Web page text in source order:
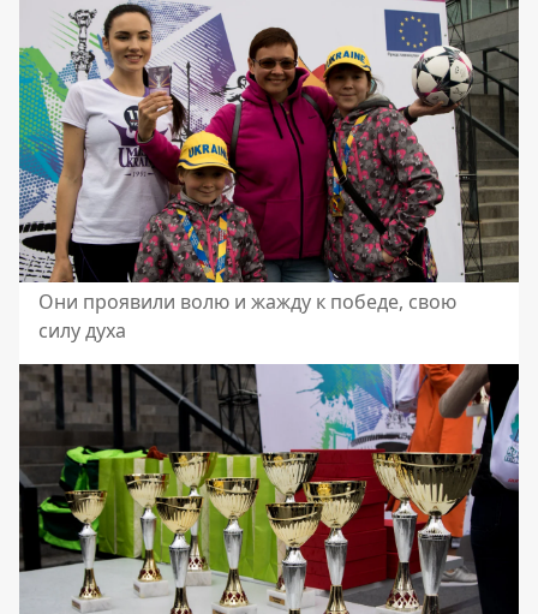
Они проявили волю и жажду к победе, свою
силу духа